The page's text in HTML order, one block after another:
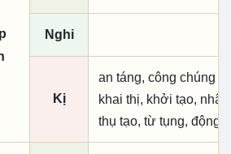
Nghi
Kị
an táng, công chúng
khai thị, khởi tạo,
thụ tạo, từ tụng, động